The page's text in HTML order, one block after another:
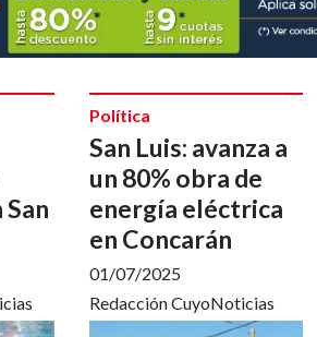
San Luis: avanza a
un 80% obra de
energía eléctrica
en Concarán
Redacción CuyoNoticias
Política
01/07/2025